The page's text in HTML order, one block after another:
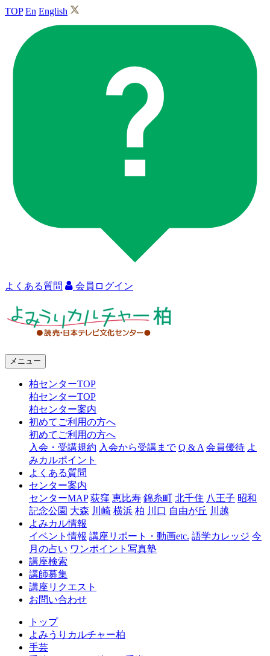
TOP En English
よくある質問 会員ログイン
ャ
メニュー
柏センターTOP
柏センターTOP
柏センター案内
初めてご利用の方へ
初めてご利用の方へ
入会・受講規約 入会から受講まで Q & A 会員優待 よ
みカルポイント
よくある質問
センター案内
センターMAP 荻窪 恵比寿 錦糸町 北千住 八王子 昭和
記念公園 大森 川崎 横浜 柏 川口 自由が丘 川越
よみカル情報
イベント情報 講座リポート・動画etc. 語学カレッジ 今
月の占い ワンポイント写真塾
講座検索
講師募集
講座リクエスト
お問い合わせ
トップ
よみうりカルチャー柏
手芸